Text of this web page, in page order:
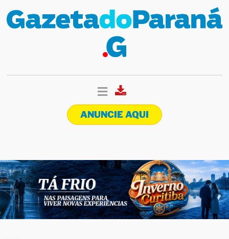
ANUNCIE AQUI